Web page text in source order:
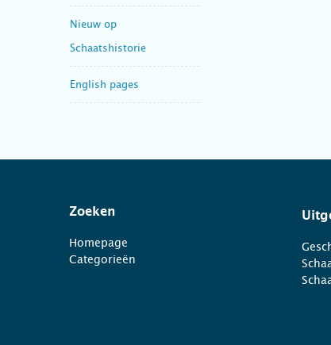
Nieuw op
Schaatshistorie
English pages
Zoeken
Homepage
Categorieën